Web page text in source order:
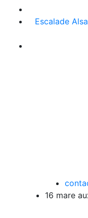
Escalade
16 mare